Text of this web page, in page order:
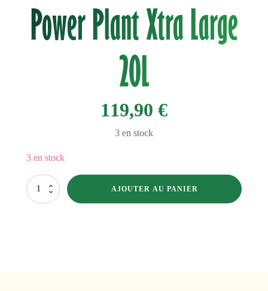
Power Plant Xtra Large
20L
119,90 €
3 en stock
3 en stock
quantité
de
AJOUTER AU PANIER